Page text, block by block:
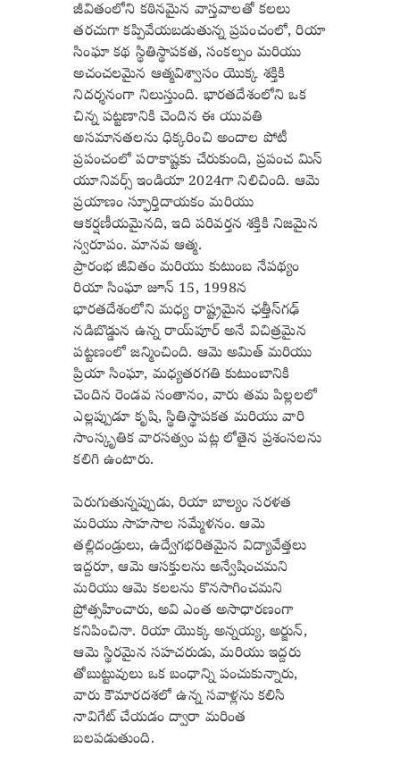
జీవితంలోని కఠినమైన వాస్తవాలతో కలలు
తరచుగా కప్పివేయబడుతున్న ప్రపంచంలో, రియా
సింఘా కథ స్థితిస్థాపకత, సంకల్పం మరియు
అచంచలమైన ఆత్మవిశ్వాసం యొక్క శక్తికి
నిదర్శనంగా నిలుస్తుంది. భారతదేశంలోని ఒక
చిన్న పట్టణానికి చెందిన ఈ యువతి
అసమానతలను ధిక్కరించి అందాల పోటీ
ప్రపంచంలో పరాకాష్టకు చేరుకుంది, ప్రపంచ మిస్
యూనివర్స్ ఇండియా 2024గా నిలిచింది. ఆమె
ప్రయాణం స్ఫూర్తిదాయకం మరియు
ఆకర్షణీయమైనది, ఇది పరివర్తన శక్తికి నిజమైన
స్వరూపం. మానవ ఆత్మ.
ప్రారంభ జీవితం మరియు కుటుంబ నేపథ్యం
రియా సింఘా జూన్ 15, 1998న
భారతదేశంలోని మధ్య రాష్ట్రమైన ఛత్తీస్‌గఢ్
నడిబొడ్డున ఉన్న రాయ్‌పూర్ అనే విచిత్రమైన
పట్టణంలో జన్మించింది. ఆమె అమిత్ మరియు
ప్రియా సింఘా, మధ్యతరగతి కుటుంబానికి
చెందిన రెండవ సంతానం, వారు తమ పిల్లలలో
ఎల్లప్పుడూ కృషి, స్థితిస్థాపకత మరియు వారి
సాంస్కృతిక వారసత్వం పట్ల లోతైన ప్రశంసలను
కలిగి ఉంటారు.
పెరుగుతున్నప్పుడు, రియా బాల్యం సరళత
మరియు సాహసాల సమ్మేళనం. ఆమె
తల్లిదండ్రులు, ఉద్వేగభరితమైన విద్యావేత్తలు
ఇద్దరూ, ఆమె ఆసక్తులను అన్వేషించమని
మరియు ఆమె కలలను కొనసాగించమని
ప్రోత్సహించారు, అవి ఎంత అసాధారణంగా
కనిపించినా. రియా యొక్క అన్నయ్య, అర్జున్,
ఆమె స్థిరమైన సహచరుడు, మరియు ఇద్దరు
తోబుట్టువులు ఒక బంధాన్ని పంచుకున్నారు,
వారు కౌమారదశలో ఉన్న సవాళ్లను కలిసి
నావిగేట్ చేయడం ద్వారా మరింత
బలపడుతుంది.